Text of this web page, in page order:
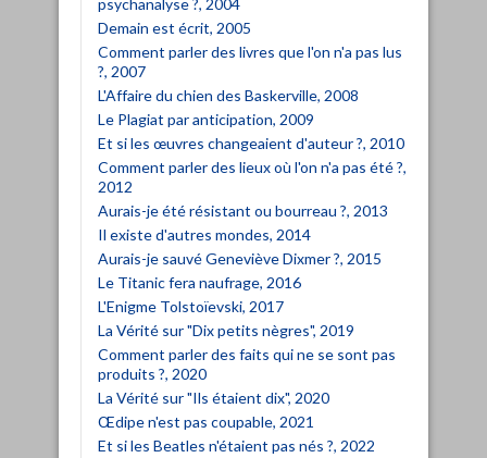
Demain est écrit, 2005
Comment parler des livres que l'on n'a pas lus
?, 2007
L'Affaire du chien des Baskerville, 2008
Le Plagiat par anticipation, 2009
Et si les œuvres changeaient d'auteur ?, 2010
Comment parler des lieux où l'on n'a pas été ?,
2012
Aurais-je été résistant ou bourreau ?, 2013
Il existe d'autres mondes, 2014
Aurais-je sauvé Geneviève Dixmer ?, 2015
Le Titanic fera naufrage, 2016
L'Enigme Tolstoïevski, 2017
La Vérité sur "Dix petits nègres", 2019
Comment parler des faits qui ne se sont pas
produits ?, 2020
La Vérité sur "Ils étaient dix", 2020
Œdipe n'est pas coupable, 2021
Et si les Beatles n'étaient pas nés ?, 2022